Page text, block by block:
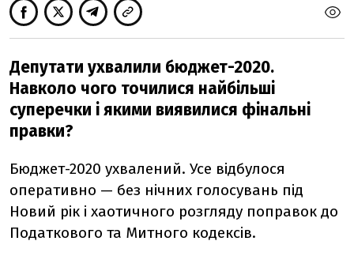
Депутати ухвалили бюджет-2020.
Навколо чого точилися найбільші
суперечки і якими виявилися фінальні
правки?
Бюджет-2020 ухвалений. Усе відбулося
оперативно — без нічних голосувань під
Новий рік і хаотичного розгляду поправок до
Податкового та Митного кодексів.